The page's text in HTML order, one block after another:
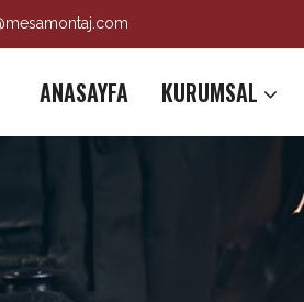
ANASAYFA KURUMSAL